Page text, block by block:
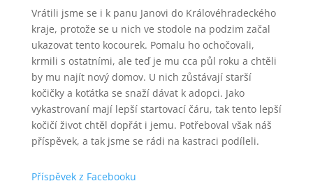
Vrátili jsme se i k panu Janovi do Královéhradeckého
kraje, protože se u nich ve stodole na podzim začal
ukazovat tento kocourek. Pomalu ho ochočovali,
krmili s ostatními, ale teď je mu cca půl roku a chtěli
by mu najít nový domov. U nich zůstávají starší
kočičky a koťátka se snaží dávat k adopci. Jako
vykastrovaní mají lepší startovací čáru, tak tento lepší
kočičí život chtěl dopřát i jemu. Potřeboval však náš
příspěvek, a tak jsme se rádi na kastraci podíleli.
Příspěvek z Facebooku